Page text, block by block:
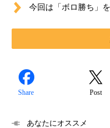
今回は「ボロ勝ち」
Share Post
あなたにオススメ